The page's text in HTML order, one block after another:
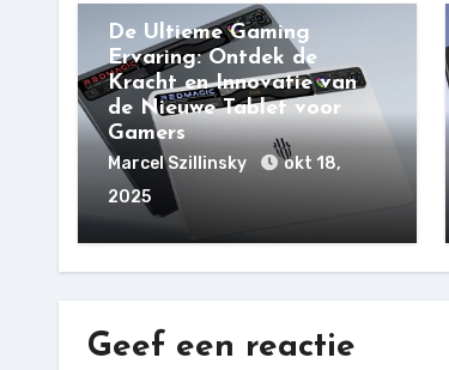
De Ultieme Gaming
Ervaring: Ontdek de
Kracht en Innovatie van
de Nieuwe Tablet voor
Gamers
Marcel Szillinsky
okt 18,
2025
Geef een reactie